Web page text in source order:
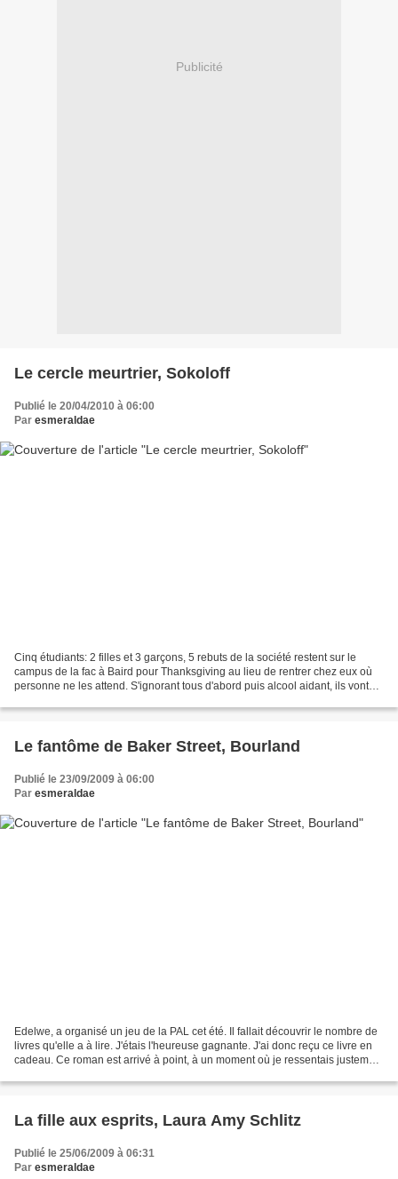
Publicité
Le cercle meurtrier, Sokoloff
Publié le 20/04/2010 à 06:00
Par esmeraldae
Cinq étudiants: 2 filles et 3 garçons, 5 rebuts de la société restent sur le
campus de la fac à Baird pour Thanksgiving au lieu de rentrer chez eux où
personne ne les attend. S'ignorant tous d'abord puis alcool aidant, ils vont
Le fantôme de Baker Street, Bourland
Publié le 23/09/2009 à 06:00
Par esmeraldae
Edelwe, a organisé un jeu de la PAL cet été. Il fallait découvrir le nombre de
livres qu'elle a à lire. J'étais l'heureuse gagnante. J'ai donc reçu ce livre en
cadeau. Ce roman est arrivé à point, à un moment où je ressentais justement
La fille aux esprits, Laura Amy Schlitz
Publié le 25/06/2009 à 06:31
Par esmeraldae